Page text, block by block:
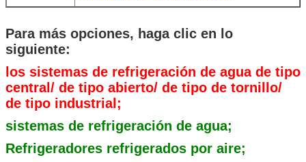
Para más opciones, haga clic en lo
siguiente:
los sistemas de refrigeración de agua de tipo
central/ de tipo abierto/ de tipo de tornillo/
de tipo industrial;
sistemas de refrigeración de agua;
Refrigeradores refrigerados por aire;